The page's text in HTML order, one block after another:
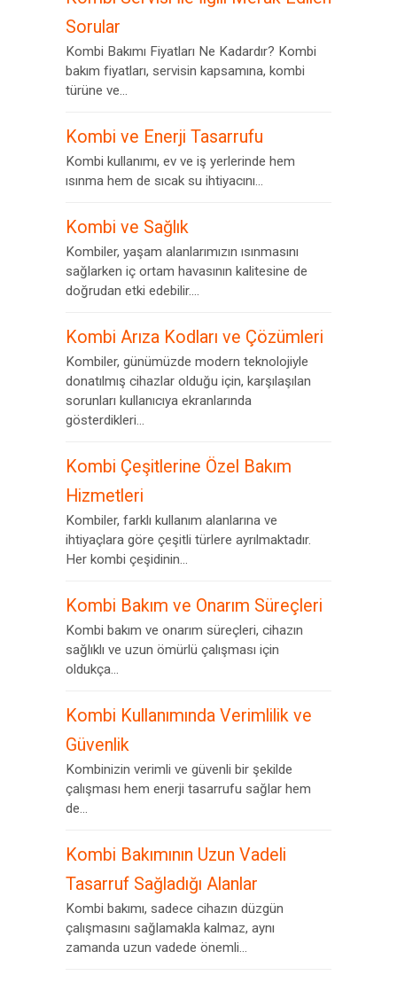
Sorular
Kombi Bakımı Fiyatları Ne Kadardır? Kombi
bakım fiyatları, servisin kapsamına, kombi
türüne ve...
Kombi ve Enerji Tasarrufu
Kombi kullanımı, ev ve iş yerlerinde hem
ısınma hem de sıcak su ihtiyacını...
Kombi ve Sağlık
Kombiler, yaşam alanlarımızın ısınmasını
sağlarken iç ortam havasının kalitesine de
doğrudan etki edebilir....
Kombi Arıza Kodları ve Çözümleri
Kombiler, günümüzde modern teknolojiyle
donatılmış cihazlar olduğu için, karşılaşılan
sorunları kullanıcıya ekranlarında
gösterdikleri...
Kombi Çeşitlerine Özel Bakım
Hizmetleri
Kombiler, farklı kullanım alanlarına ve
ihtiyaçlara göre çeşitli türlere ayrılmaktadır.
Her kombi çeşidinin...
Kombi Bakım ve Onarım Süreçleri
Kombi bakım ve onarım süreçleri, cihazın
sağlıklı ve uzun ömürlü çalışması için
oldukça...
Kombi Kullanımında Verimlilik ve
Güvenlik
Kombinizin verimli ve güvenli bir şekilde
çalışması hem enerji tasarrufu sağlar hem
de...
Kombi Bakımının Uzun Vadeli
Tasarruf Sağladığı Alanlar
Kombi bakımı, sadece cihazın düzgün
çalışmasını sağlamakla kalmaz, aynı
zamanda uzun vadede önemli...